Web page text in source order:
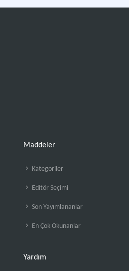
Maddeler
Kategoriler
Editör Seçimi
Son Yayımlananlar
En Çok Okunanlar
Yardım